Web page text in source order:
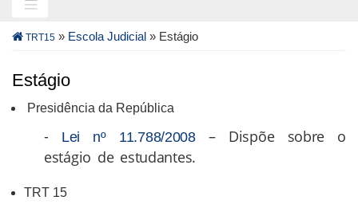
Trilha
navegação
TRT15 » Escola Judicial » Estágio
Estágio
Presidência da República
- Lei nº 11.788/2008– Dispõe sobre o
estágio de estudantes.
TRT 15